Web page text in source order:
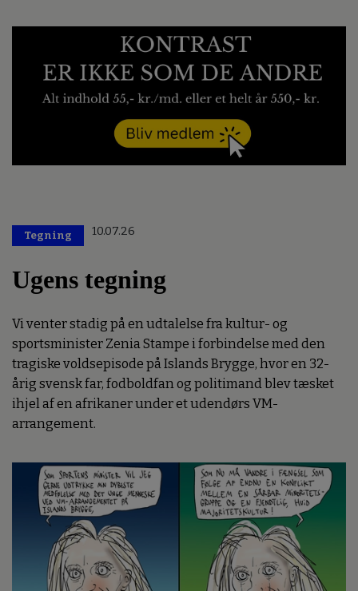
Tegning 10.07.26
Ugens tegning
Vi venter stadig på en udtalelse fra kultur- og
sportsminister Zenia Stampe i forbindelse med den
tragiske voldsepisode på Islands Brygge, hvor en 32-
årig svensk far, fodboldfan og politimand blev tæsket
ihjel af en afrikaner under et udendørs VM-
arrangement.